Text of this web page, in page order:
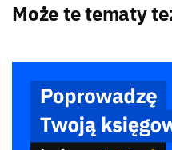
Może te tematy